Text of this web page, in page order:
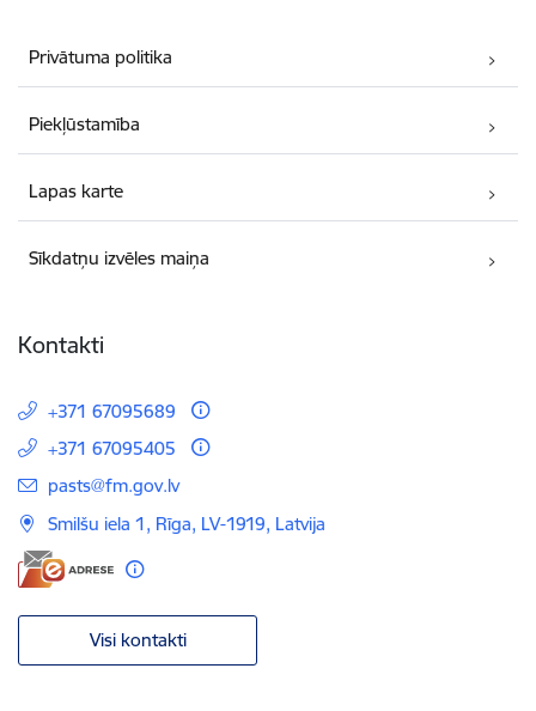
Privātuma politika
Piekļūstamība
Lapas karte
Sīkdatņu izvēles maiņa
Kontakti
+371 67095689
+371 67095405
E-pasts:
pasts@fm.gov.lv
Smilšu iela 1, Rīga, LV-1919, Latvija
Visi kontakti